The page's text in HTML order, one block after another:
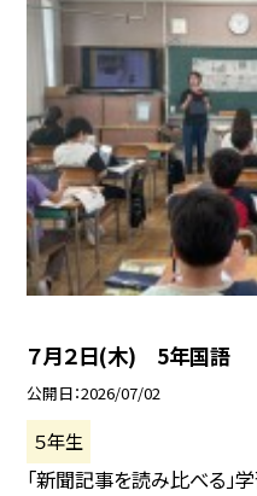
７月２日(木) 5年国語
公開日 2026/07/02
５年生
「新聞記事を読み比べる」